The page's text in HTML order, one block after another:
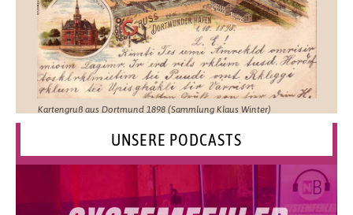
Kartengruß aus Dortmund 1898 (Sammlung Klaus Winter)
UNSERE PODCASTS